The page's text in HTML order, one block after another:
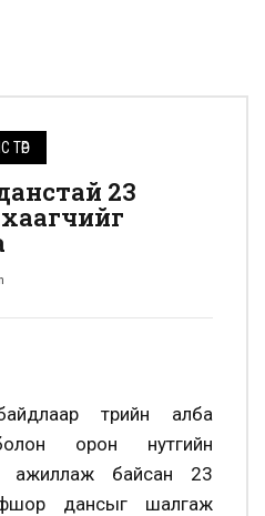
ТӨР
23
төрийн алба
орон нутгийн
ажиллаж байсан 23
дансыг шалгаж